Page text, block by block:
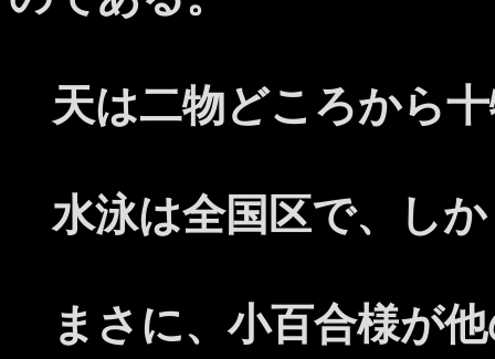
天は二物どころから
水泳は全国区で、し
まさに、小百合様が